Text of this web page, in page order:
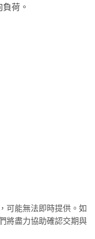
荷。
可能無法即時提供。 如
將盡力協助確認交期與